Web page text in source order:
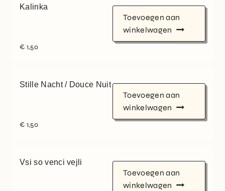
Kalinka
€ 1,50
Toevoegen aan
winkelwagen
Stille Nacht / Douce Nuit
€ 1,50
Toevoegen aan
winkelwagen
Vsi so venci vejli
Toevoegen aan
winkelwagen